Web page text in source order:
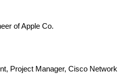
of Apple Co.
Project Manager, Cisco Network